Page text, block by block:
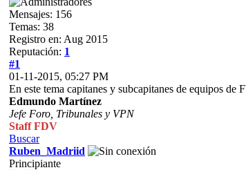
Mensajes: 156
Temas: 38
Registro en: Aug 2015
Reputación: 1
#1
01-11-2015, 05:27 PM
En este tema capitanes y subcapitanes de equipos
Edmundo Martínez
Jefe Foro, Tribunales y VPN
Staff FDV
Buscar
Ruben_Madriid
Principiante